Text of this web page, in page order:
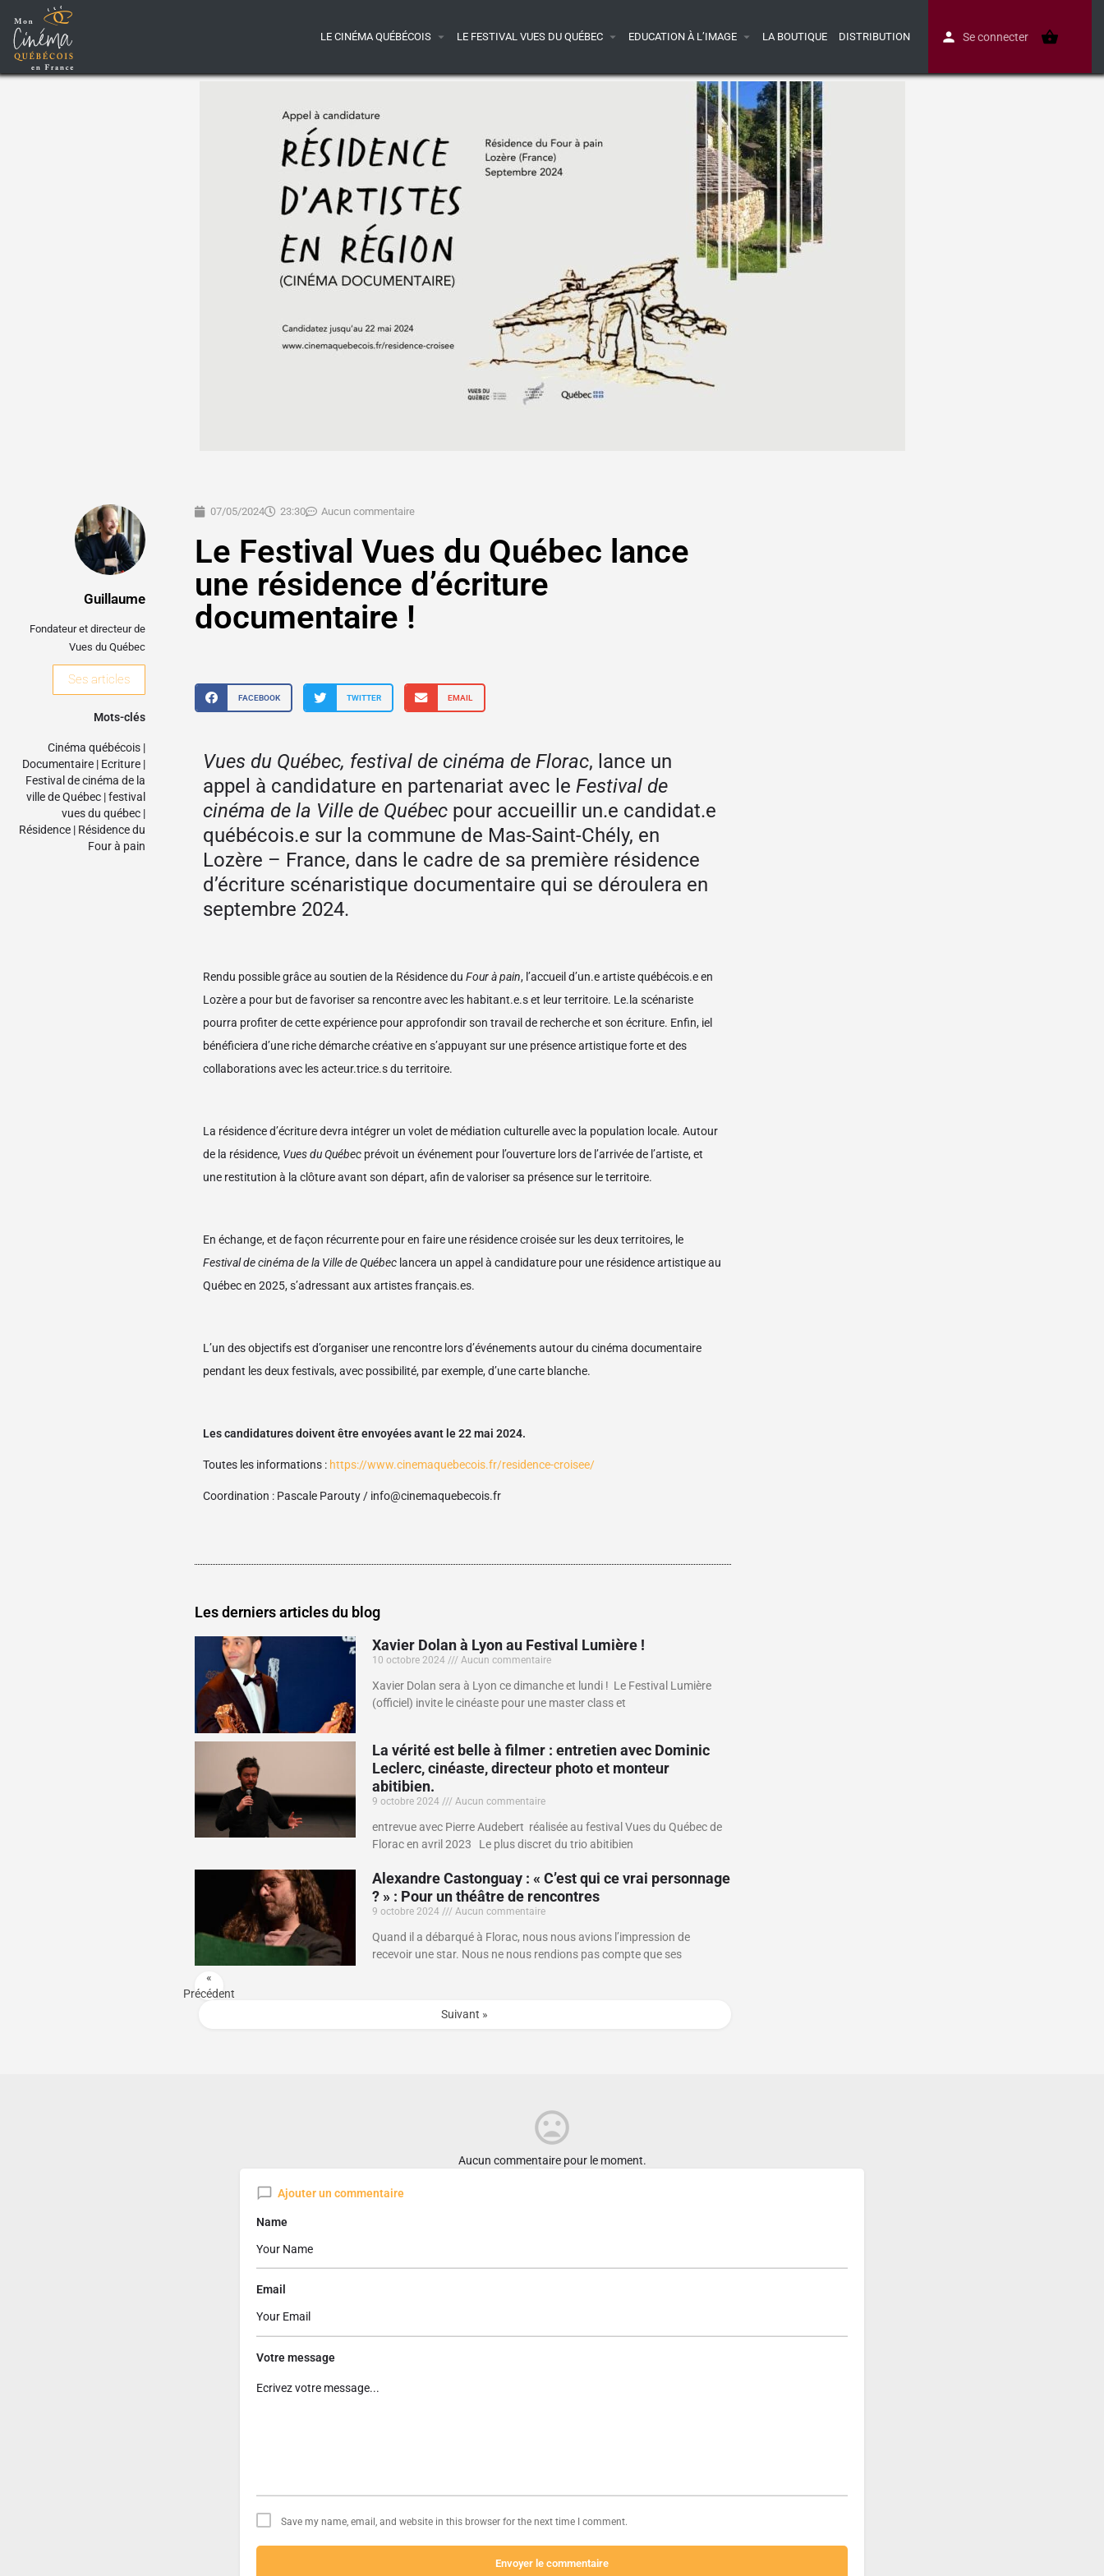
LE CINÉMA QUÉBÉCOIS LE FESTIVAL VUES DU QUÉBEC EDUCATION À L’IMAGE LA BOUTIQUE DISTRIBUTION Se connecter
Guillaume
Fondateur et directeur de
Vues du Québec
Ses articles
Mots-clés
Cinéma québécois|
Documentaire| Ecriture|
Festival de cinéma de la
ville de Québec|festival
vues du québec|
Résidence| Résidence du
Four à pain
07/05/2024 23:30 Aucun commentaire
Le Festival Vues du Québec lance
une résidence d’écriture
documentaire !
FACEBOOK TWITTER EMAIL
Vues du Québec, festival de cinéma de Florac, lance un
appel à candidature en partenariat avec le Festival de
cinéma de la Ville de Québecpour accueillir un.e candidat.e
québécois.e sur la commune de Mas-Saint-Chély, en
Lozère – France, dans le cadre de sa première résidence
d’écriture scénaristique documentaire qui se déroulera en
septembre 2024.
Rendu possible grâce au soutien de la Résidence du Four à pain, l’accueil d’un.e artiste québécois.e en
Lozère a pour but de favoriser sa rencontre avec les habitant.e.s et leur territoire. Le.la scénariste
pourra profiter de cette expérience pour approfondir son travail de recherche et son écriture. Enfin, iel
bénéficiera d’une riche démarche créative en s’appuyant sur une présence artistique forte et des
collaborations avec les acteur.trice.s du territoire.
La résidence d’écriture devra intégrer un volet de médiation culturelle avec la population locale. Autour
de la résidence, Vues du Québecprévoit un événement pour l’ouverture lors de l’arrivée de l’artiste, et
une restitution à la clôture avant son départ, afin de valoriser sa présence sur le territoire.
En échange, et de façon récurrente pour en faire une résidence croisée sur les deux territoires, le
Festival de cinéma de la Ville de Québeclancera un appel à candidature pour une résidence artistique au
Québec en 2025, s’adressant aux artistes français.es.
L’un des objectifs est d’organiser une rencontre lors d’événements autour du cinéma documentaire
pendant les deux festivals, avec possibilité, par exemple, d’une carte blanche.
Les candidatures doivent être envoyées avant le 22 mai 2024.
Toutes les informations : https://www.cinemaquebecois.fr/residence-croisee/
Coordination : Pascale Parouty / info@cinemaquebecois.fr
Les derniers articles du blog
Xavier Dolan à Lyon au Festival Lumière !
10 octobre 2024 Aucun commentaire
Xavier Dolan sera à Lyon ce dimanche et lundi ! Le Festival Lumière
(officiel) invite le cinéaste pour une master class et
La vérité est belle à filmer : entretien avec Dominic
Leclerc, cinéaste, directeur photo et monteur
abitibien.
9 octobre 2024 Aucun commentaire
entrevue avec Pierre Audebert réalisée au festival Vues du Québec de
Florac en avril 2023 Le plus discret du trio abitibien
Alexandre Castonguay : « C’est qui ce vrai personnage
? » : Pour un théâtre de rencontres
9 octobre 2024 Aucun commentaire
Quand il a débarqué à Florac, nous nous avions l’impression de
recevoir une star. Nous ne nous rendions pas compte que ses
«
Précédent
Suivant »
Aucun commentaire pour le moment.
Ajouter un commentaire
Name
Email
Votre message
Save my name, email, and website in this browser for the next time I comment.
Envoyer le commentaire